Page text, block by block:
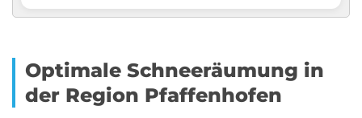
Optimale Schneeräumung in
der Region Pfaffenhofen